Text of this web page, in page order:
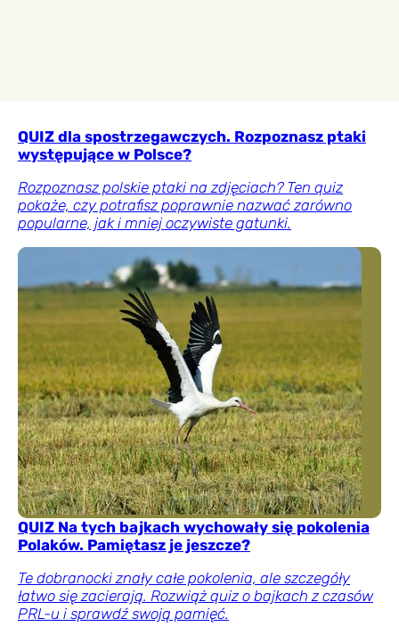
QUIZ dla spostrzegawczych. Rozpoznasz ptaki
występujące w Polsce?
Rozpoznasz polskie ptaki na zdjęciach? Ten quiz
pokaże, czy potrafisz poprawnie nazwać zarówno
popularne, jak i mniej oczywiste gatunki.
QUIZ Na tych bajkach wychowały się pokolenia
Polaków. Pamiętasz je jeszcze?
Te dobranocki znały całe pokolenia, ale szczegóły
łatwo się zacierają. Rozwiąż quiz o bajkach z czasów
PRL-u i sprawdź swoją pamięć.